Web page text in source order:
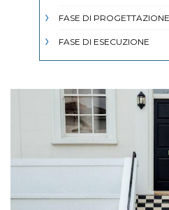
FASE DI PROGETTAZIONE
FASE DI ESECUZIONE